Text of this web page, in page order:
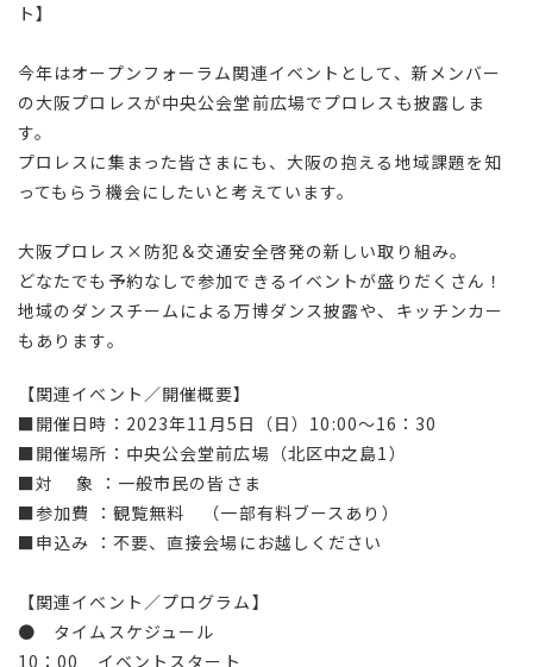
ト】
今年はオープンフォーラム関連イベントとして、新メンバー
の大阪プロレスが中央公会堂前広場でプロレスも披露しま
す。
プロレスに集まった皆さまにも、大阪の抱える地域課題を知
ってもらう機会にしたいと考えています。
大阪プロレス×防犯＆交通安全啓発の新しい取り組み。
どなたでも予約なしで参加できるイベントが盛りだくさん！
地域のダンスチームによる万博ダンス披露や、キッチンカー
もあります。
【関連イベント／開催概要】
■開催日時：2023年11月5日（日）10:00～16：30
■開催場所：中央公会堂前広場（北区中之島1）
■対 象 ：一般市民の皆さま
■参加費 ：観覧無料 （一部有料ブースあり）
■申込み ：不要、直接会場にお越しください
【関連イベント／プログラム】
● タイムスケジュール
10：00 イベントスタート